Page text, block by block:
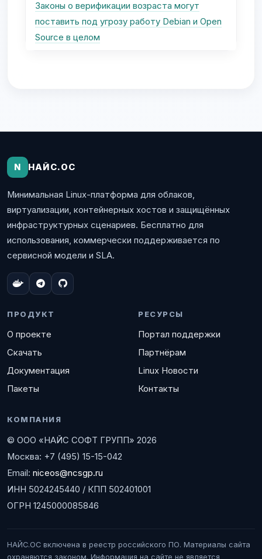
Законы о верификации возраста могут
поставить под угрозу работу Debian и Open
Source в целом
N НАЙС.ОС
Минимальная Linux-платформа для облаков,
виртуализации, контейнерных хостов и защищённых
инфраструктурных сценариев. Бесплатно для
использования, коммерчески поддерживается по
сервисной модели и SLA.
ПРОДУКТ
О проекте
Скачать
Документация
Пакеты
РЕСУРСЫ
Портал поддержки
Партнёрам
Linux Новости
Контакты
КОМПАНИЯ
© ООО «НАЙС СОФТ ГРУПП» 2026
Москва: +7 (495) 15-15-042
Email: niceos@ncsgp.ru
ИНН 5024245440 / КПП 502401001
ОГРН 1245000085846
НАЙС.ОС включена в реестр российского ПО. Материалы сайта
охраняются законом. Информация на сайте не является